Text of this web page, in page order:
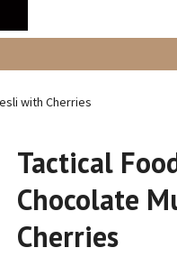
with Cherries
Tactical
Chocolate
Cherries